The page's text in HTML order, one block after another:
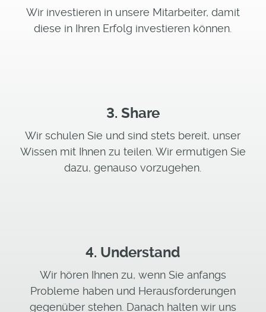
Wir investieren in unsere Mitarbeiter, damit
diese in Ihren Erfolg investieren können.
3. Share
Wir schulen Sie und sind stets bereit, unser
Wissen mit Ihnen zu teilen. Wir ermutigen Sie
dazu, genauso vorzugehen.
4. Understand
Wir hören Ihnen zu, wenn Sie anfangs
Probleme haben und Herausforderungen
gegenüber stehen. Danach halten wir uns